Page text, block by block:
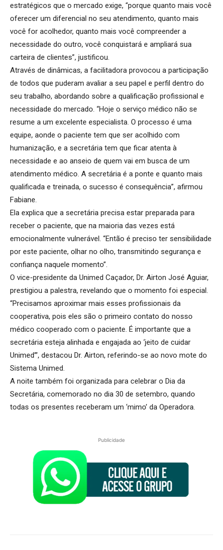
estratégicos que o mercado exige, “porque quanto mais você
oferecer um diferencial no seu atendimento, quanto mais
você for acolhedor, quanto mais você compreender a
necessidade do outro, você conquistará e ampliará sua
carteira de clientes”, justificou.
Através de dinâmicas, a facilitadora provocou a participação
de todos que puderam avaliar a seu papel e perfil dentro do
seu trabalho, abordando sobre a qualificação profissional e
necessidade do mercado. “Hoje o serviço médico não se
resume a um excelente especialista. O processo é uma
equipe, aonde o paciente tem que ser acolhido com
humanização, e a secretária tem que ficar atenta à
necessidade e ao anseio de quem vai em busca de um
atendimento médico. A secretária é a ponte e quanto mais
qualificada e treinada, o sucesso é consequência”, afirmou
Fabiane.
Ela explica que a secretária precisa estar preparada para
receber o paciente, que na maioria das vezes está
emocionalmente vulnerável. “Então é preciso ter sensibilidade
por este paciente, olhar no olho, transmitindo segurança e
confiança naquele momento”.
O vice-presidente da Unimed Caçador, Dr. Airton José Aguiar,
prestigiou a palestra, revelando que o momento foi especial.
“Precisamos aproximar mais esses profissionais da
cooperativa, pois eles são o primeiro contato do nosso
médico cooperado com o paciente. É importante que a
secretária esteja alinhada e engajada ao ‘jeito de cuidar
Unimed’”, destacou Dr. Airton, referindo-se ao novo mote do
Sistema Unimed.
A noite também foi organizada para celebrar o Dia da
Secretária, comemorado no dia 30 de setembro, quando
todas os presentes receberam um ‘mimo’ da Operadora.
Publicidade